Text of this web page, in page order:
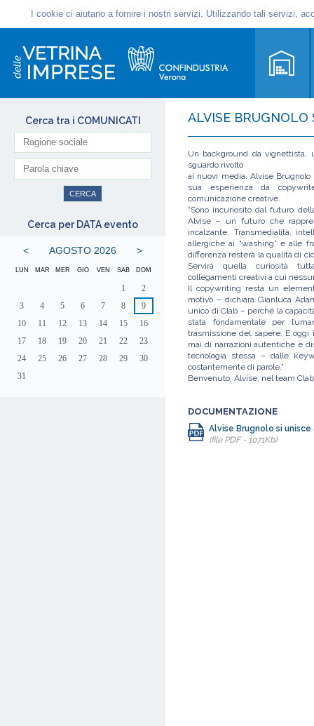
Cerca tra i COMUNICATI
Cerca per DATA evento
< AGOSTO 2026 >
LUN MAR MER GIO VEN SAB DOM
1
2
3
4 5 6 7 8
9
10
11 12 13 14 15
16
17
18 19 20 21 22
23
24
25 26 27 28 29
30
31
ALVISE BRUGNOLO
Un background da vignettista,
sguardo rivolto
ai nuovi media. Alvise
sua esperienza da
comunicazione creative.
“Sono incuriosito dal futuro
Alvise – un futuro che
incalzante. Transmedialità,
allergiche ai “washing” e alle
differenza resterà la qualità di
Servirà quella curiosità
collegamenti creativi a cui
Il copywriting resta un
motivo – dichiara Gianluca
unico di Clab – perché la
stata fondamentale per
trasmissione del sapere. E
mai di narrazioni autentiche e
tecnologia stessa – dalle
costantemente di parole.”
Benvenuto, Alvise, nel team
DOCUMENTAZIONE
Alvise Brugnolo si
(file PDF - 1071Kb)